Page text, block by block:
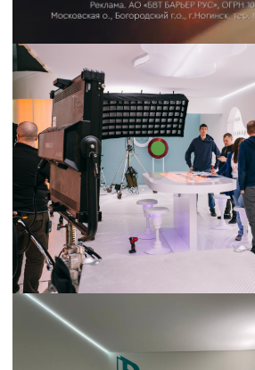
(Тут про мои услуги)
— Разработка креатива (кампания 360,
видео, спецпроекты, OOH, нейминг,
слоганы, спецпроекты, блоги, диджитал)
— Выступления и воркшопы (онлайн
и офлайн-конференции, ивенты,
подкасты)
— Консалтинг (креатив, контент, соцсети,
блогинг)
TG НЕЛЬЗЯГРАМ*
TG CHANNEL
© 2024 Michael Vishnevsky. Все права защищены.